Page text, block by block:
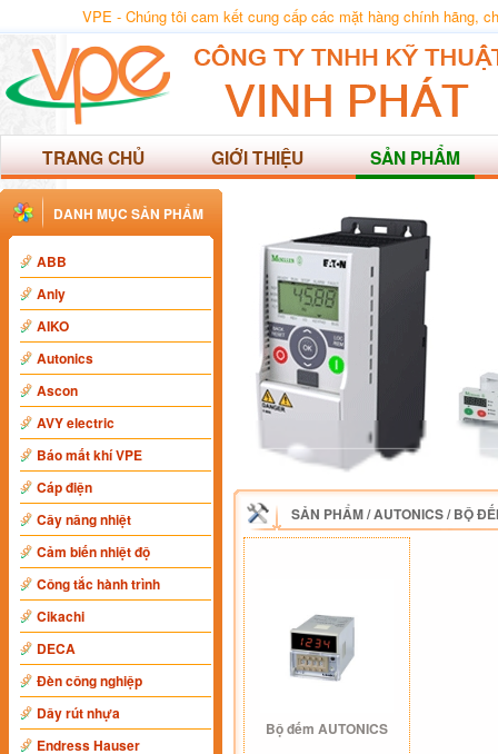
VPE - Chúng tôi cam kết cung cấp các mặt hàng chính hãng,
TRANG CHỦ GIỚI THIỆU SẢN PHẨM
DANH MỤC SẢN PHẨM
ABB
Anly
AIKO
Autonics
Ascon
AVY electric
Báo mất khí VPE
Cáp điện
Cây nâng nhiệt
Cảm biến nhiệt độ
Công tắc hành trình
Cikachi
DECA
Đèn công nghiệp
Dây rút nhựa
Endress Hauser
SẢN PHẨM/AUTONICS/BỘ
Bộ đếm AUTONICS